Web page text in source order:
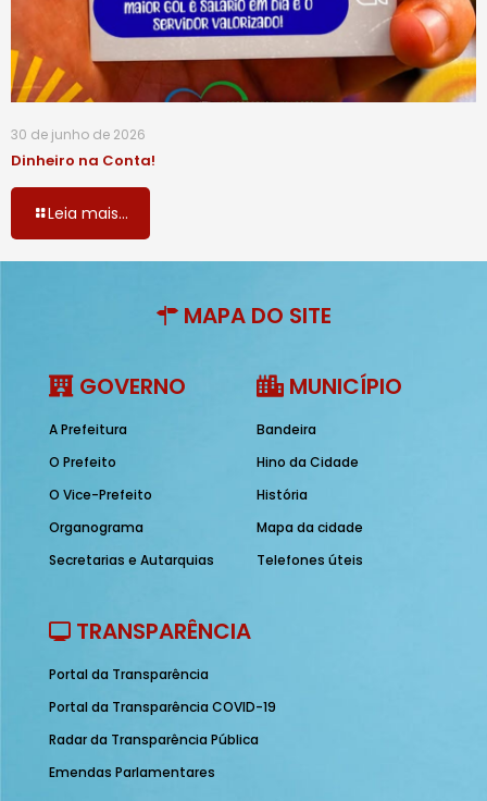
30 de junho de 2026
Dinheiro na Conta!
Leia mais...
MAPA DO SITE
GOVERNO
A Prefeitura
O Prefeito
O Vice-Prefeito
Organograma
Secretarias e Autarquias
MUNICÍPIO
Bandeira
Hino da Cidade
História
Mapa da cidade
Telefones úteis
TRANSPARÊNCIA
Portal da Transparência
Portal da Transparência COVID-19
Radar da Transparência Pública
Emendas Parlamentares